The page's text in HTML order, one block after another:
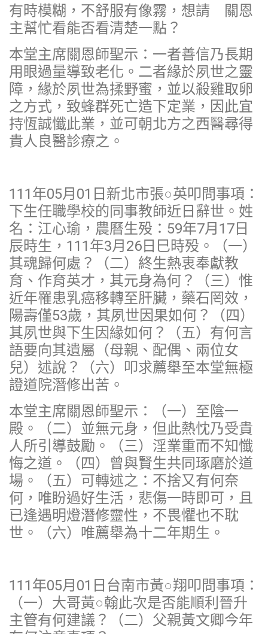
有時模糊，不舒服有像霧，想請 關恩
主幫忙看能否看清楚一點？
本堂主席關恩師聖示：一者善信乃長期
用眼過量導致老化。二者緣於夙世之靈
障，緣於夙世為揉野蜜，並以殺雞取卵
之方式，致蜂群死亡造下定業，因此宜
持恆誠懺此業，並可朝北方之西醫尋得
貴人良醫診療之。
111年05月01日新北市張○英叩問事項：
下生任職學校的同事教師近日辭世。姓
名：江心瑜，農曆生殁：59年7月17日
辰時生，111年3月26日巳時殁。（一）
其魂歸何處？（二）終生熱衷奉獻教
育、作育英才，其元身為何？（三）惟
近年罹患乳癌移轉至肝臟，藥石罔效，
陽壽僅53歲，其夙世因果如何？（四）
其夙世與下生因緣如何？（五）有何言
語要向其遺屬（母親、配偶、兩位女
兒）述說？（六）叩求薦舉至本堂無極
證道院潛修出苦。
本堂主席關恩師聖示：（一）至陰一
殿。（二）並無元身，但此熱忱乃受貴
人所引導鼓勵。（三）淫業重而不知懺
悔之道。（四）曾與賢生共同琢磨於道
場。（五）可轉述之：不捨又有何奈
何，唯盼過好生活，悲傷一時即可，且
已逢遇明燈潛修靈性，不畏懼也不耽
世。（六）唯薦舉為十二年期生。
111年05月01日台南市黃○翔叩問事項：
（一）大哥黃○翰此次是否能順利晉升
主管有何建議？（二）父親黃文卿今年